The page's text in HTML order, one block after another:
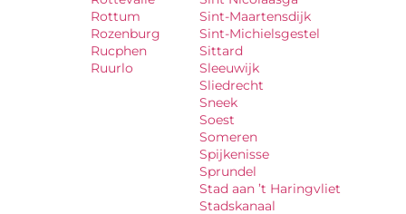
Rottum
Rozenburg
Rucphen
Ruurlo
Sint-Maartensdijk
Sint-Michielsgestel
Sittard
Sleeuwijk
Sliedrecht
Sneek
Soest
Someren
Spijkenisse
Sprundel
Stad aan ’t Haringvliet
Stadskanaal